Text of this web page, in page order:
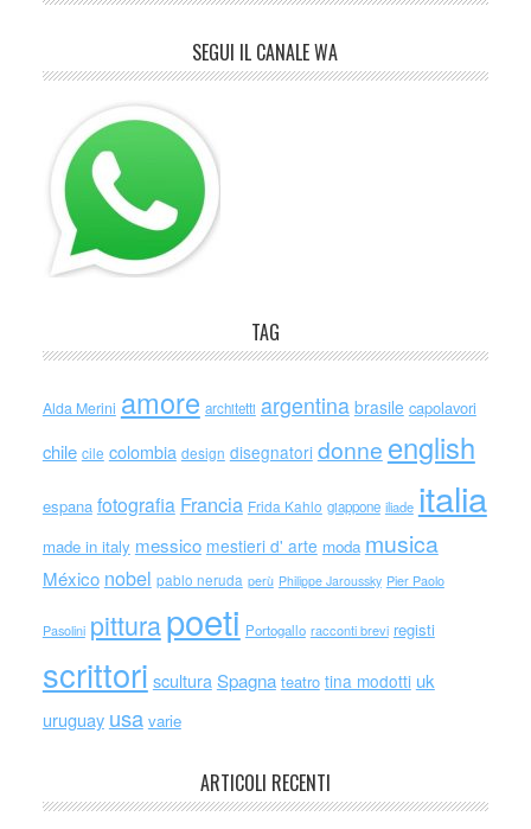
SEGUI IL CANALE WA
TAG
Alda Merini amore architetti argentina brasile capolavori
chile cile colombia design disegnatori donne english
espana fotografia Francia Frida Kahlo giappone iliade italia
made in italy messico mestieri d' arte moda musica
México nobel pablo neruda perù Philippe Jaroussky Pier Paolo
Pasolini pitturapoeti Portogallo racconti brevi registi
scrittori scultura Spagna teatro tina modotti uk
uruguay usa varie
ARTICOLI RECENTI